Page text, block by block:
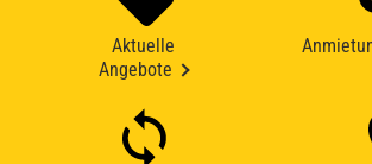
Aktuelle
Angebote